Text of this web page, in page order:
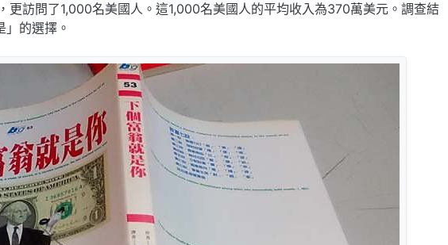
更訪問了1,000名美國人。這1,000名美國人的平均收入為370萬美元。調查結
的選擇。